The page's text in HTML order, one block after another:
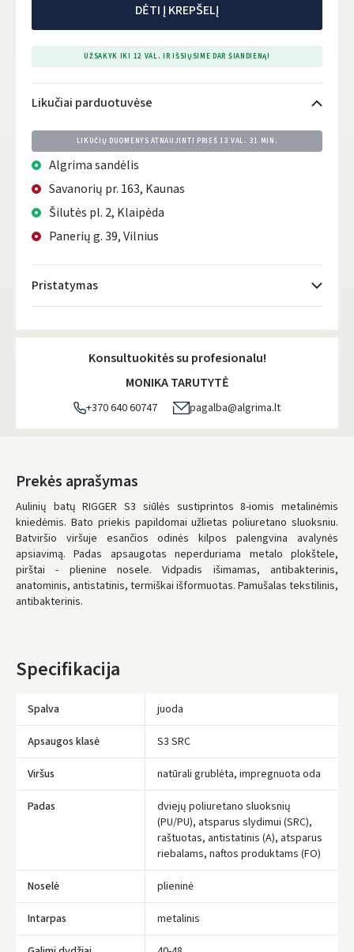
DĖTI Į KREPŠELĮ
UŽSAKYK IKI 12 VAL. IR IŠSIŲSIME DAR ŠIANDIENĄ!
Likučiai parduotuvėse
LIKUČIŲ DUOMENYS ATNAUJINTI PRIEŠ13 VAL. 31 MIN.
Algrima sandėlis
Savanorių pr. 163, Kaunas
Šilutės pl. 2, Klaipėda
Panerių g. 39, Vilnius
Pristatymas
Atsiėmimo taškai- 0.00 €
DPD kurjeris - 5.00 €
DPD paštomatai- 4.00 €
LP Express paštomatai
LP Express kurjeris- 4.00 €
Pirmadienį, Rugpjūčio 10 d.
UŽSAKYMUS NUO
80 € PRISTATOME NEMOKAMAI!
IKI NEMOKAMO PRISTATYMO TRŪKSTA:80 €
Konsultuokitės su profesionalu!
MONIKA TARUTYTĖ
+370 640 60747 pagalba@algrima.lt
Prekės aprašymas
Aulinių batų RIGGER S3 siūlės sustiprintos 8-iomis metalinėmis
kniedėmis. Bato priekis papildomai užlietas poliuretano sluoksniu.
Batviršio viršuje esančios odinės kilpos palengvina avalynės
apsiavimą. Padas apsaugotas neperduriama metalo plokštele,
pirštai - plienine nosele. Vidpadis išimamas, antibakterinis,
anatominis, antistatinis, termiškai išformuotas. Pamušalas tekstilinis,
antibakterinis.
Specifikacija
Spalva juoda
Apsaugos klasė S3 SRC
Viršus natūrali grublėta, impregnuota oda
Padas
dviejų poliuretano sluoksnių
(PU/PU), atsparus slydimui (SRC),
raštuotas, antistatinis (A), atsparus
riebalams, naftos produktams (FO)
Noselė plieninė
Intarpas metalinis
Įvertinimas: